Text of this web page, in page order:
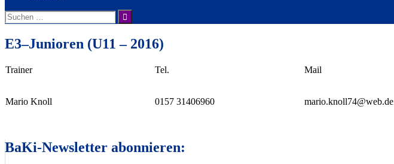
Suche
nach:
E3–Junioren (U11 – 2016)
Trainer Tel. Mail
Mario Knoll 0157 31406960 mario.knoll74@web.de
BaKi-Newsletter abonnieren: